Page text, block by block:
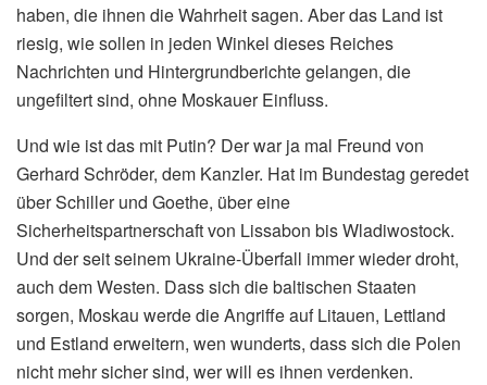
haben, die ihnen die Wahrheit sagen. Aber das Land ist
riesig, wie sollen in jeden Winkel dieses Reiches
Nachrichten und Hintergrundberichte gelangen, die
ungefiltert sind, ohne Moskauer Einfluss.
Und wie ist das mit Putin? Der war ja mal Freund von
Gerhard Schröder, dem Kanzler. Hat im Bundestag geredet
über Schiller und Goethe, über eine
Sicherheitspartnerschaft von Lissabon bis Wladiwostock.
Und der seit seinem Ukraine-Überfall immer wieder droht,
auch dem Westen. Dass sich die baltischen Staaten
sorgen, Moskau werde die Angriffe auf Litauen, Lettland
und Estland erweitern, wen wunderts, dass sich die Polen
nicht mehr sicher sind, wer will es ihnen verdenken.